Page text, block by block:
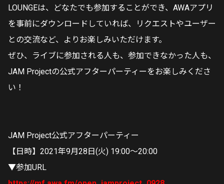
LOUNGEは、どなたでも参加することができ、AWAアプリ
を事前にダウンロードしていれば、リクエストやユーザー
との交流など、よりお楽しみいただけます。
ぜひ、ライブに参加される人も、参加できなかった人も、
JAM Projectの公式アフターパーティーをお楽しみくださ
い！
JAM Project公式アフターパーティー
【日時】2021年9月28日(火) 19:00～20:00
▼参加URL